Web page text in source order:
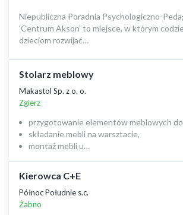
Niepubliczna Poradnia Psychologiczno-
'Centrum Akson' to miejsce, w którym
dzieciom rozwijać…
Stolarz meblowy
Makastol Sp. z o. o.
Zgierz
przygotowanie elementów meblowych
składanie mebli na warsztacie,
montaż mebli u…
Kierowca C+E
Północ Południe s.c.
Żabno